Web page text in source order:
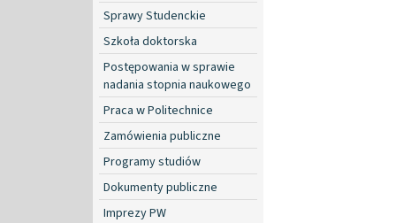
Sprawy Studenckie
Szkoła doktorska
Postępowania w sprawie
nadania stopnia naukowego
Praca w Politechnice
Zamówienia publiczne
Programy studiów
Dokumenty publiczne
Imprezy PW